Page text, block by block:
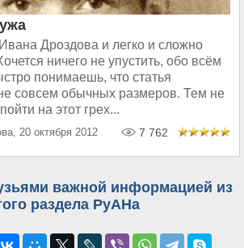
Дроздова и легко и сложно
ничего не упустить, обо всём
понимаешь, что статья
совсем обычных размеров. Тем не
на этот грех...
20 октября 2012 7 762
важной информацией из
раздела РуАНа